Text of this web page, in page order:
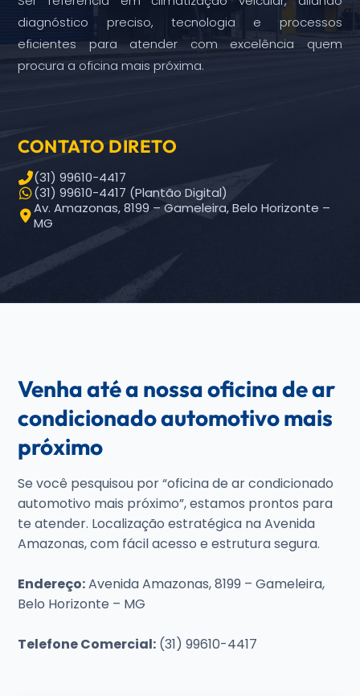
diagnóstico preciso, tecnologia e processos
eficientes para atender com excelência quem
procura a oficina mais próxima.
CONTATO DIRETO
(31) 99610-4417
(31) 99610-4417 (Plantão Digital)
Av. Amazonas, 8199 – Gameleira, Belo Horizonte –
MG
Venha até a nossa oficina de ar
condicionado automotivo mais
próximo
Se você pesquisou por “oficina de ar condicionado
automotivo mais próximo”, estamos prontos para
te atender. Localização estratégica na Avenida
Amazonas, com fácil acesso e estrutura segura.
Endereço:Avenida Amazonas, 8199 – Gameleira,
Belo Horizonte – MG
Telefone Comercial: (31) 99610-4417